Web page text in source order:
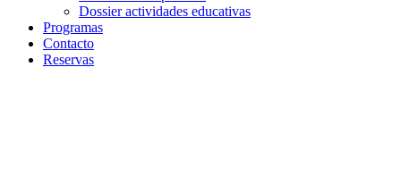
Dossier actividades educativas
Programas
Contacto
Reservas